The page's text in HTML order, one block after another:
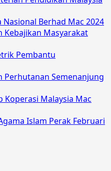
Nasional Berhad Mac 2024
Kebajikan Masyarakat
Pembantu
Perhutanan Semenanjung
Koperasi Malaysia Mac
Islam Perak Februari